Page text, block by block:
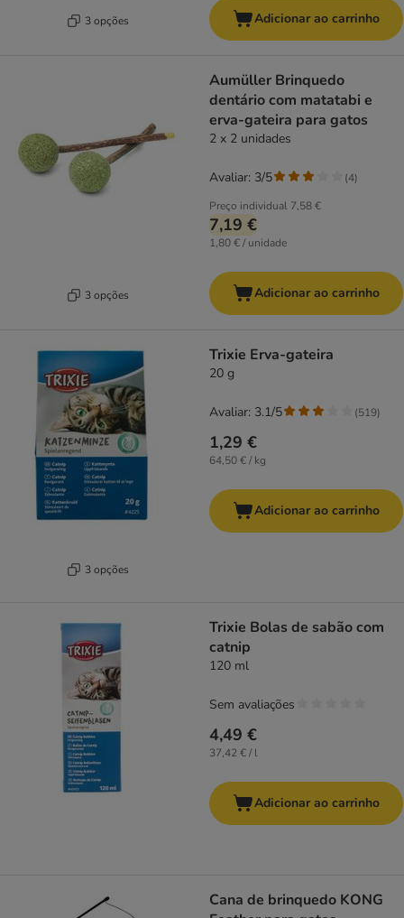
3 opções Adicionar ao carrinho
3 opções
Aumüller Brinquedo
dentário com matatabi e
erva-gateira para gatos
2 x 2 unidades
Preço individual 7,58 €
7,19 €
1,80 € / unidade
Avaliar: 3/5 (4)
Adicionar ao carrinho
3 opções
Trixie Erva-gateira
20 g
1,29 €
64,50 € / kg
Avaliar: 3.1/5 (519)
Adicionar ao carrinho
Trixie Bolas de sabão com
catnip
120 ml
4,49 €
37,42 € / l
Sem avaliações
Adicionar ao carrinho
Cana de brinquedo KONG